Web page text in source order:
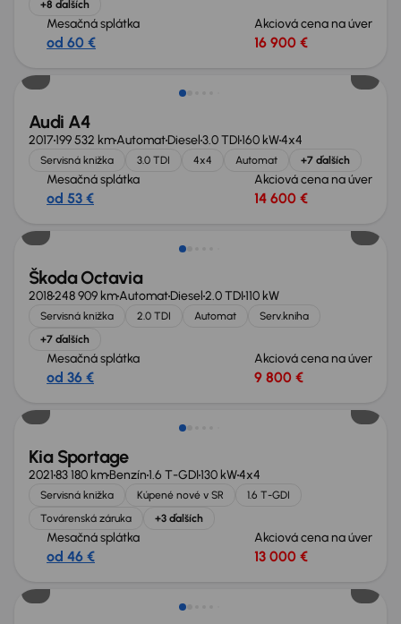
+8 ďalších
Mesačná splátka
od 60 €
Akciová cena na úver
16 900 €
Nové v ponuke
Audi A4
2017199 532 kmAutomatDiesel3.0 TDI160 kW4x4
Servisná knižka 3.0 TDI 4x4 Automat +7 ďalších
Mesačná splátka
od 53 €
Akciová cena na úver
14 600 €
Škoda Octavia
2018248 909 kmAutomatDiesel2.0 TDI110 kW
Servisná knižka 2.0 TDI Automat
Serv.kniha
+7 ďalších
Mesačná splátka
od 36 €
Akciová cena na úver
9 800 €
Zlacnené o 1 500 €
Kia Sportage
202183 180 kmBenzín1.6 T-GDI130 kW4x4
Servisná knižka Kúpené nové v SR
1.6 T-GDI
Továrenská záruka
+3 ďalších
Mesačná splátka
od 46 €
Akciová cena na úver
13 000 €
Zlacnené o 500 €